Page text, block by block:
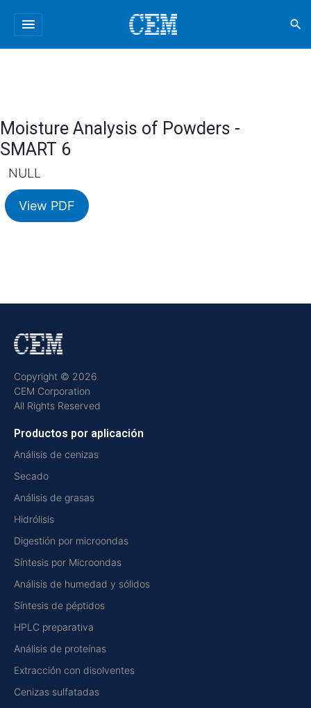
menu search
Moisture Analysis of Powders -
SMART 6
NULL
View PDF
Copyright © 2026
CEM Corporation
All Rights Reserved
Productos por aplicación
Análisis de cenizas
Secado
Análisis de grasas
Hidrólisis
Digestión por microondas
Síntesis por Microondas
Análisis de humedad y sólidos
Síntesis de péptidos
HPLC preparativa
Análisis de proteínas
Extracción con disolventes
Cenizas sulfatadas